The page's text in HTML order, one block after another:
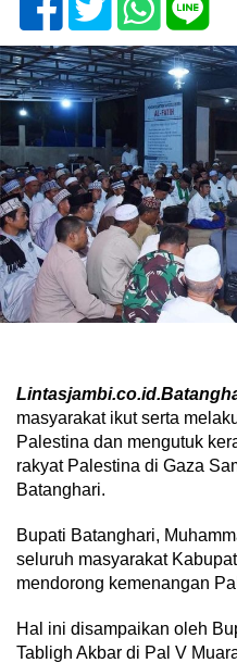
masyarakat ikut serta
Palestina dan mengutuk
rakyat Palestina di Gaza
Batanghari.
Bupati Batanghari,
seluruh masyarakat
mendorong kemenangan
Hal ini disampaikan oleh
Tabligh Akbar di Pal V